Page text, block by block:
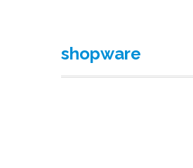
shopware